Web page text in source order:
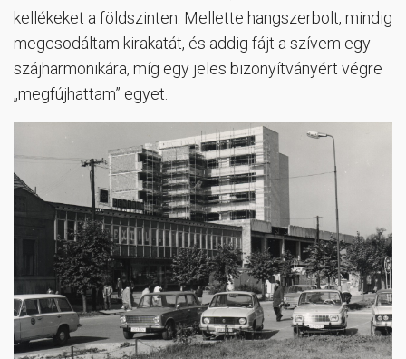
kellékeket a földszinten. Mellette hangszerbolt, mindig
megcsodáltam kirakatát, és addig fájt a szívem egy
szájharmonikára, míg egy jeles bizonyítványért végre
„megfújhattam” egyet.